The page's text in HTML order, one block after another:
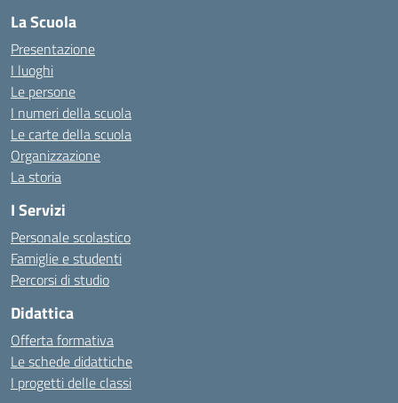
La Scuola
Presentazione
I luoghi
Le persone
I numeri della scuola
Le carte della scuola
Organizzazione
La storia
I Servizi
Personale scolastico
Famiglie e studenti
Percorsi di studio
Didattica
Offerta formativa
Le schede didattiche
I progetti delle classi